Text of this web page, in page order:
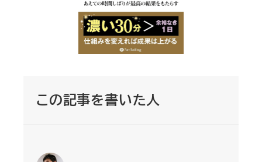
この記事を書いた人